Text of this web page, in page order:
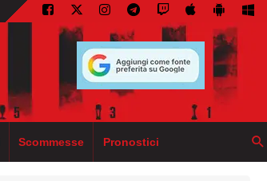
Scommesse Pronostici